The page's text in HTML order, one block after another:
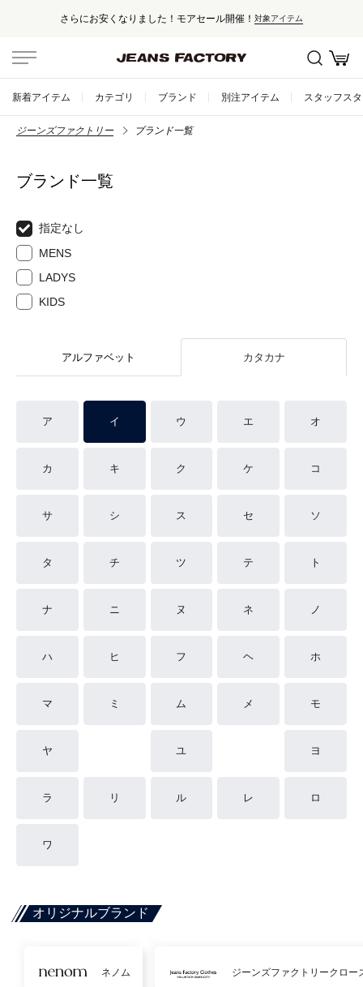
さらにお安くなりました！モアセール開催！ 対象アイテム
新着アイテム カテゴリ ブランド 別注アイテム スタッフス
ジーンズファクトリー ブランド一覧
ブランド一覧
指定なし
MENS
LADYS
KIDS
アルファベット カタカナ
ア イ ウ エ オ
カ キ ク ケ コ
サ シ ス セ ソ
タ チ ツ テ ト
ナ ニ ヌ ネ ノ
ハ ヒ フ ヘ ホ
マ ミ ム メ モ
ヤ ユ ヨ
ラ リ ル レ ロ
ワ
オリジナルブランド
ネノム ジーンズファクトリークロー